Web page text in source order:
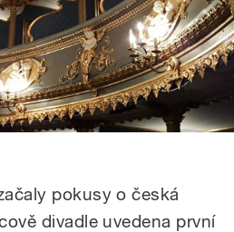
pokusy o česká
divadle uvedena první